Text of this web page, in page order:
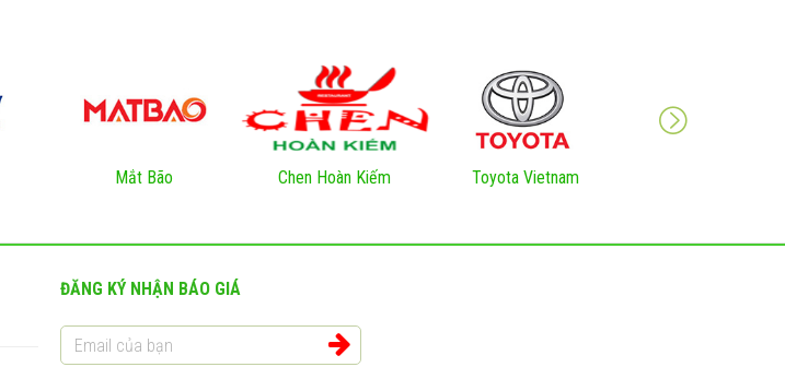
Mắt Bão Chen Hoàn Kiếm Toyota Vietnam
ĐĂNG KÝ NHẬN BÁO GIÁ